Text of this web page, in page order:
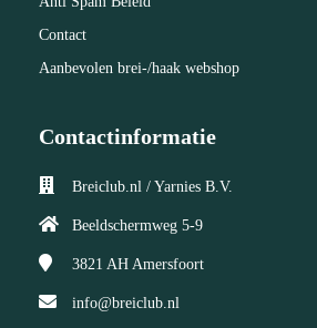
Contact
Aanbevolen brei-/haak webshop
Contactinformatie
Breiclub.nl / Yarnies B.V.
Beeldschermweg 5-9
3821 AH Amersfoort
info@breiclub.nl